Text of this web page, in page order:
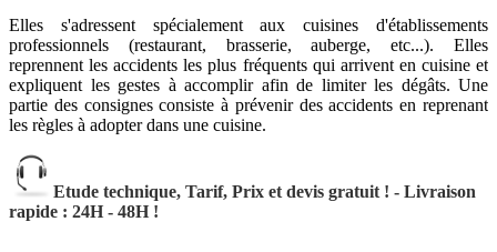
Elles s'adressent spécialement aux cuisines d'établissements
professionnels (restaurant, brasserie, auberge, etc...). Elles
reprennent les accidents les plus fréquents qui arrivent en cuisine et
expliquent les gestes à accomplir afin de limiter les dégâts. Une
partie des consignes consiste à prévenir des accidents en reprenant
les règles à adopter dans une cuisine.
Etude technique, Tarif, Prix et devis gratuit ! - Livraison
rapide : 24H - 48H !